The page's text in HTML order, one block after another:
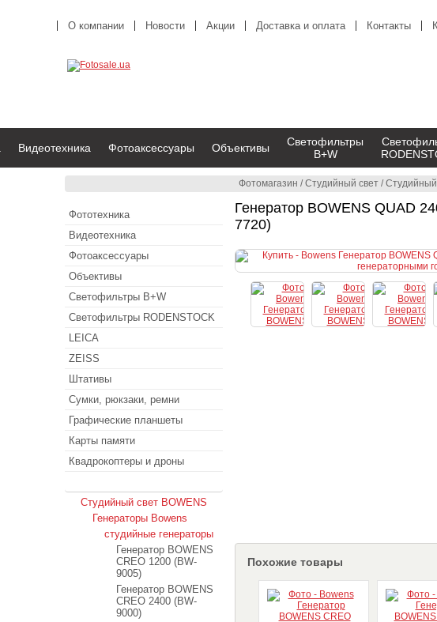
Фотомагазин /Студийный свет /Студийный
Генератор BOWENS QUAD
7720)
Похожие товары
О компании Новости Акции Доставка и оплата Контакты
Видеотехника Фотоаксессуары Объективы
Светофильтры
B+W
Фототехника
Видеотехника
Фотоаксессуары
Объективы
Светофильтры B+W
Светофильтры RODENSTOCK
LEICA
ZEISS
Штативы
Сумки, рюкзаки, ремни
Графические планшеты
Карты памяти
Квадрокоптеры и дроны
Студийный свет BOWENS
Генераторы Bowens
студийные генераторы
Генератор BOWENS
CREO 1200 (BW-
9005)
Генератор BOWENS
CREO 2400 (BW-
9000)